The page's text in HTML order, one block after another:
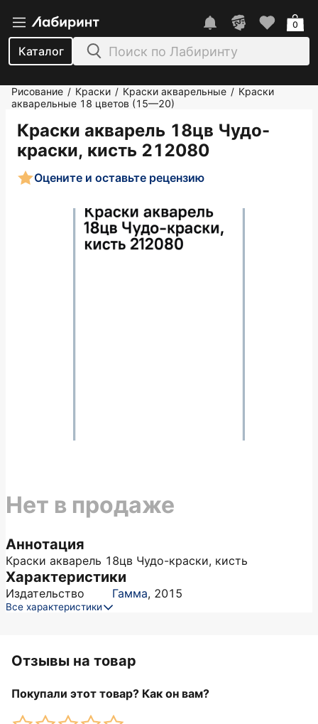
Каталог
0
Рисование / Краски / Краски акварельные / Краски
акварельные 18 цветов (15—20)
Краски акварель 18цв Чудо-
краски, кисть 212080
Оцените и оставьте рецензию
Аннотация
Краски акварель 18цв Чудо-краски, кисть
Характеристики
Издательство Гамма, 2015
Все характеристики
Нет в продаже
Отзывы на товар
Покупали этот товар? Как он вам?